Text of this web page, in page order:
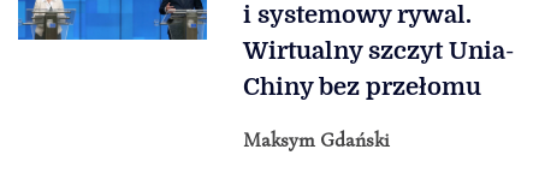
i systemowy rywal.
Wirtualny szczyt Unia-
Chiny bez przełomu
Maksym Gdański